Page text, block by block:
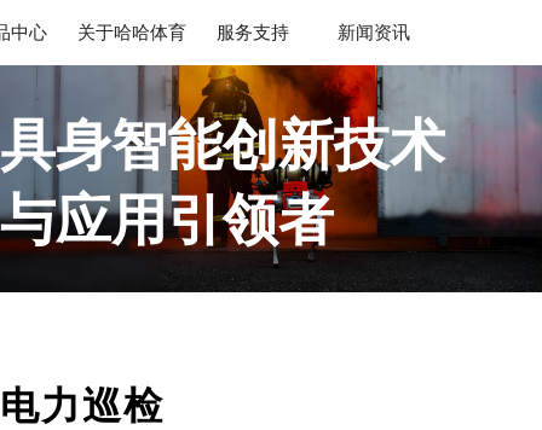
中心 关于哈哈体育 服务支持 新闻资讯
具身智能创新技术
与应用引领者
电力巡检